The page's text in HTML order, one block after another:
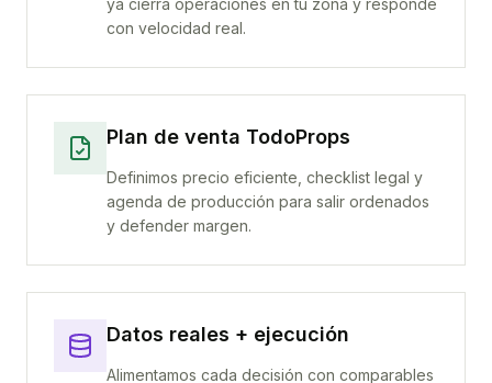
ya cierra operaciones en tu zona y responde
con velocidad real.
Plan de venta TodoProps
Definimos precio eficiente, checklist legal y
agenda de producción para salir ordenados
y defender margen.
Datos reales + ejecución
Alimentamos cada decisión con comparables